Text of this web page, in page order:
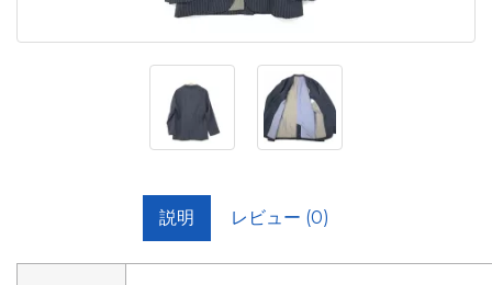
説明 レビュー (0)